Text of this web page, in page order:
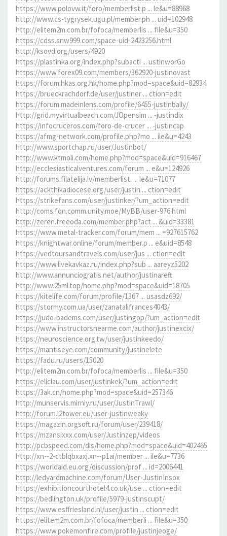
https://www.polovw.it/foro/memberlist.p ... le&u=88968
http://www.cs-tygrysek.ugu.pl/member.ph ... uid=102948
http://elitem2m.com.br/fofoca/memberlis ... file&u=350
https://cdss.snw999.com/space-uid-2423256.html
http://ksovd.org/users/4920
https://plastinka.org/index.php?subacti ... ustinworGo
https://www.forex09.com/members/362920-justinovast
https://forum.hkas.org.hk/home.php?mod=space&uid=82934
https://brueckrachdorf.de/user/justiner ... ction=edit
https://forum.madeinlens.com/profile/6455-justinbally/
http://grid.myvirtualbeach.com/JOpensim ... -justindix
https://infocruceros.com/foro-de-crucer ... -justincap
https://afmg-network.com/profile.php?mo ... ile&u=4243
http://www.sportchap.ru/user/Justinbot/
http://www.ktmoli.com/home.php?mod=space&uid=916467
http://ecclesiasticalventures.com/forum ... e&u=124926
http://forums.filatelija.lv/memberlist. ... le&u=71077
https://ackthikadiocese.org/user/justin ... ction=edit
https://strikefans.com/user/justinker/?um_action=edit
http://coms.fqn.comm.unity.moe/MyBB/user-976.html
http://zeren.freeoda.com/member.php?act ... &uid=33381
https://www.metal-tracker.com/forum/mem ... =927615762
https://knightwar.online/forum/member.p ... e&uid=8548
https://vedtoursandtravels.com/user/jus ... ction=edit
https://www.livekavkaz.ru/index.php?sub ... aareyz5202
http://www.annunciogratis.net/author/justinareft
http://www.25ml.top/home.php?mod=space&uid=18705
https://kitelife.com/forum/profile/1367 ... usasdz692/
https://stormy.com.ua/user/zanatalifrances4043/
https://judo-badems.com/user/justingop/?um_action=edit
https://www.instructorsnearme.com/author/justinexcix/
https://neuroscience.org.tw/user/justinkeedo/
https://mantiseye.com/community/justinelete
https://fadu.ru/users/15020
http://elitem2m.com.br/fofoca/memberlis ... file&u=350
https://eliclau.com/user/justinkek/?um_action=edit
https://3ak.cn/home.php?mod=space&uid=257346
http://munservis.mirniy.ru/user/JustinTrawl/
http://forum.l2tower.eu/user-justinweaky
https://magazin.orgsoft.ru/forum/user/239418/
https://mzansixxx.com/user/Justinzep/videos
http://pcbspeed.com/dis/home.php?mod=space&uid=402465
http://xn--2-ctblqbxaxj.xn--p1ai/member ... ile&u=7736
https://worldaid.eu.org/discussion/prof ... id=2006441
http://ledyardmachine.com/forum/User-JustinInsox
https://exhibitioncourthotel4.co.uk/use ... ction=edit
https://bedlington.uk/profile/5979-justinscupt/
https://www.esffriesland.nl/user/justin ... ction=edit
https://elitem2m.com.br/fofoca/memberli ... file&u=350
https://www.pokemonfire.com/profile/justinjeoge/